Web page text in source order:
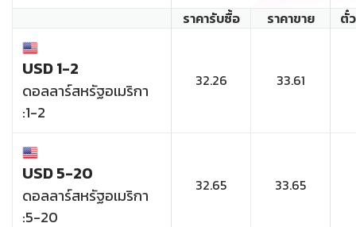
ราคารับซื้อ
ราคาขาย ตั๋
USD 1-2
ดอลลาร์สหรัฐอเมริกา
:1-2
32.26 33.61
USD 5-20
ดอลลาร์สหรัฐอเมริกา
:5-20
32.65 33.65